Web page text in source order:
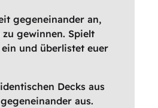
gegeneinander an,
gewinnen. Spielt
und überlistet euer
Decks aus
aus.